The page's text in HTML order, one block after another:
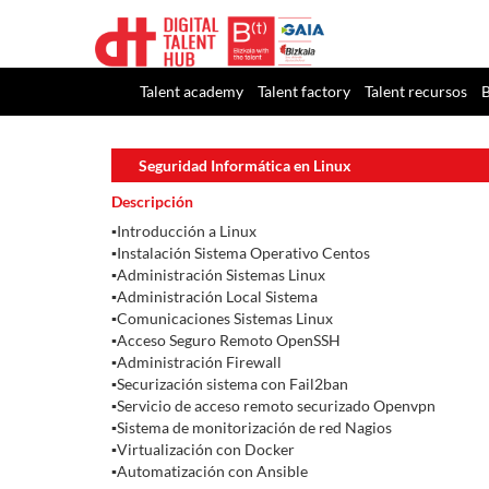
Talent academy Talent factory Talent recursos
Seguridad Informática en Linux
Descripción
▪Introducción a Linux
▪Instalación Sistema Operativo Centos
▪Administración Sistemas Linux
▪Administración Local Sistema
▪Comunicaciones Sistemas Linux
▪Acceso Seguro Remoto OpenSSH
▪Administración Firewall
▪Securización sistema con Fail2ban
▪Servicio de acceso remoto securizado Openvpn
▪Sistema de monitorización de red Nagios
▪Virtualización con Docker
▪Automatización con Ansible